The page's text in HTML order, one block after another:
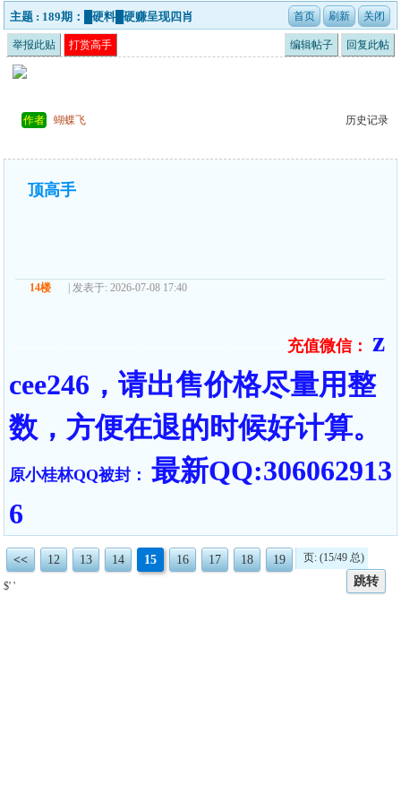
主题 : 189期：█硬料█硬赚呈现四肖
举报此贴 打赏高手 编辑帖子 回复此帖
作者 蝴蝶飞 历史记录
顶高手
14楼 | 发表于: 2026-07-08 17:40
充值微信：
z
cee246，请出售价格尽量用整
数，方便在退的时候好计算。
原小桂林QQ被封： 最新QQ:306062913
6
<< 12 13 14 15 16 17 18 19 页: (15/49 总)
跳转
$' '